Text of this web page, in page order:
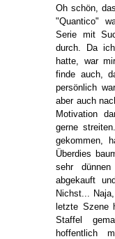
Oh schön,
"Quantico"
Serie mit
durch. Da
hatte, war
finde auch,
persönlich
aber auch
Motivation
gerne
gekommen,
Überdies
sehr
abgekauft
Nichst...
letzte Szene
Staffel
hoffentlich